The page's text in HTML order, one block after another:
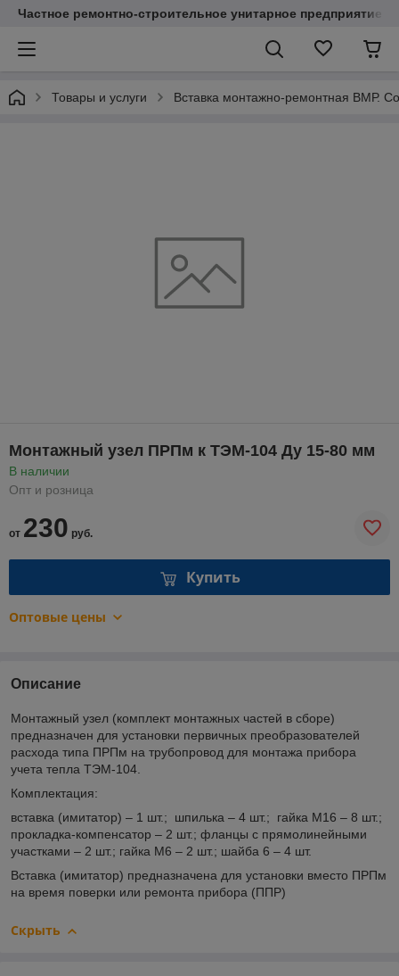
Частное ремонтно-строительное унитарное предприятие
Товары и услуги Вставка монтажно-ремонтная ВМР.
Монтажный узел ПРПм к ТЭМ-104 Ду 15-80 мм
В наличии
Опт и розница
от 230 руб.
Купить
Оптовые цены
Описание
Монтажный узел (комплект монтажных частей в сборе)
предназначен для установки первичных преобразователей
расхода типа ПРПм на трубопровод для монтажа прибора
учета тепла ТЭМ-104.
Комплектация:
вставка (имитатор) – 1 шт.; шпилька – 4 шт.; гайка М16 – 8 шт.;
прокладка-компенсатор – 2 шт.; фланцы с прямолинейными
участками – 2 шт.; гайка М6 – 2 шт.; шайба 6 – 4 шт.
Вставка (имитатор) предназначена для установки вместо ПРПм
на время поверки или ремонта прибора (ППР)
Скрыть